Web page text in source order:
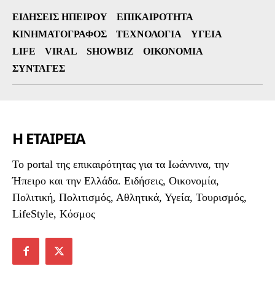
ΕΙΔΉΣΕΙΣ ΗΠΕΊΡΟΥ
ΕΠΙΚΑΙΡΌΤΗΤΑ
ΚΙΝΗΜΑΤΟΓΡΆΦΟΣ
ΤΕΧΝΟΛΟΓΊΑ
ΥΓΕΊΑ
LIFE
VIRAL SHOWBIZ
ΟΙΚΟΝΟΜΊΑ
ΣΥΝΤΑΓΈΣ
Η ΕΤΑΙΡΕΙΑ
To portal της επικαιρότητας για τα Ιωάννινα, την
Ήπειρο και την Ελλάδα. Ειδήσεις, Οικονομία,
Πολιτική, Πολιτισμός, Αθλητικά, Υγεία, Τουρισμός,
LifeStyle, Κόσμος